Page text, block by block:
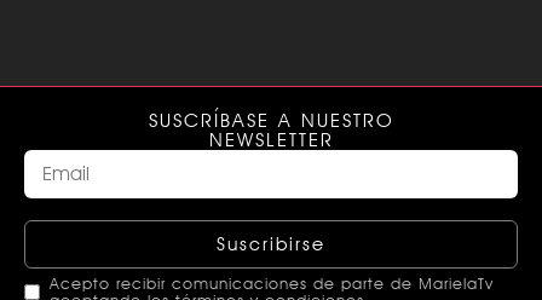
SUSCRÍBASE A NUESTRO
NEWSLETTER
Suscribirse
Acepto recibir comunicaciones de parte de MarielaTv